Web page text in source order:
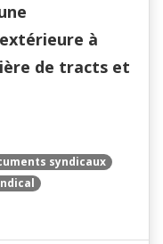
à
de tracts et
syndicaux